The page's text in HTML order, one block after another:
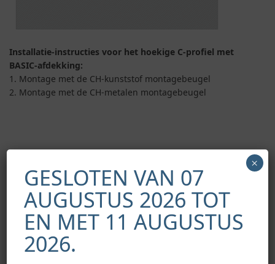
Installatie-instructies voor het hoekige C-profiel met
BASIC-afdekking:
1. Montage met de CH-kunststof montagebeugel
2. Montage met de CH-metalen montagebeugel
GESLOTEN VAN 07
AUGUSTUS 2026 TOT
EN MET 11 AUGUSTUS
2026.
×